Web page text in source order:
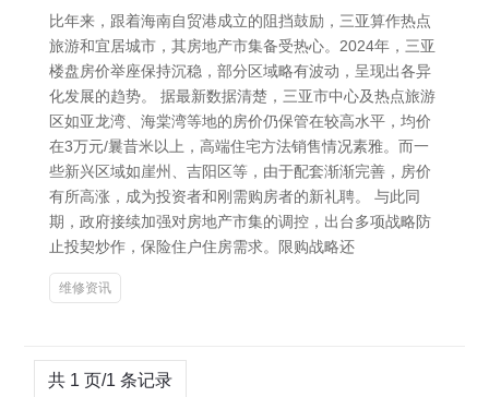
比年来，跟着海南自贸港成立的阻挡鼓励，三亚算作热点
旅游和宜居城市，其房地产市集备受热心。2024年，三亚
楼盘房价举座保持沉稳，部分区域略有波动，呈现出各异
化发展的趋势。 据最新数据清楚，三亚市中心及热点旅游
区如亚龙湾、海棠湾等地的房价仍保管在较高水平，均价
在3万元/曩昔米以上，高端住宅方法销售情况素雅。而一
些新兴区域如崖州、吉阳区等，由于配套渐渐完善，房价
有所高涨，成为投资者和刚需购房者的新礼聘。 与此同
期，政府接续加强对房地产市集的调控，出台多项战略防
止投契炒作，保险住户住房需求。限购战略还
维修资讯
共 1 页/1 条记录